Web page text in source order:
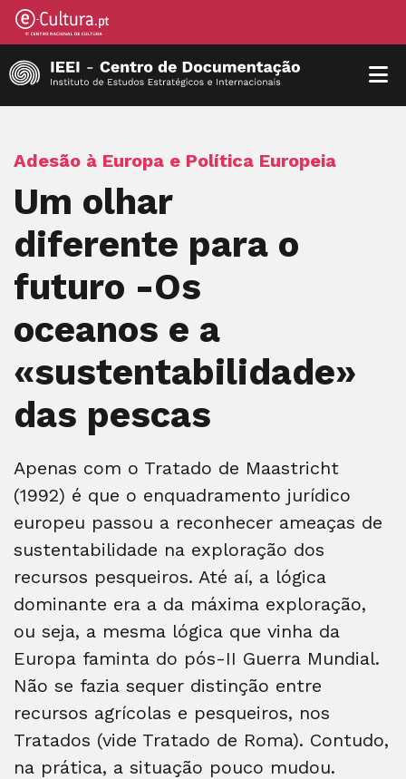
Adesão à Europa e Política Europeia
Um olhar
diferente para o
futuro -Os
oceanos e a
«sustentabilidade»
das pescas
Apenas com o Tratado de Maastricht
(1992) é que o enquadramento jurídico
europeu passou a reconhecer ameaças de
sustentabilidade na exploração dos
recursos pesqueiros. Até aí, a lógica
dominante era a da máxima exploração,
ou seja, a mesma lógica que vinha da
Europa faminta do pós-II Guerra Mundial.
Não se fazia sequer distinção entre
recursos agrícolas e pesqueiros, nos
Tratados (vide Tratado de Roma). Contudo,
na prática, a situação pouco mudou.